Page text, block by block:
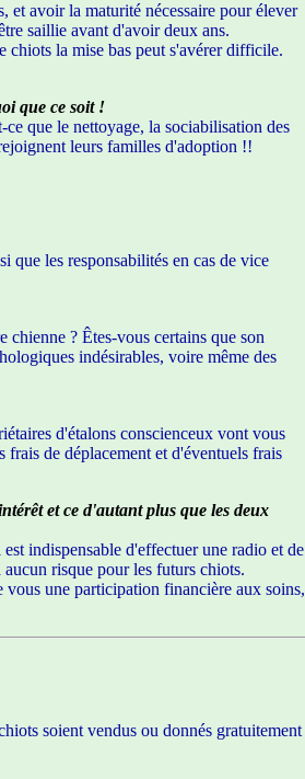
et avoir la maturité nécessaire pour élever
saillie avant d'avoir deux ans.
chiots la mise bas peut s'avérer difficile.
que ce soit !
ce que le nettoyage, la sociabilisation des
leurs familles d'adoption !!
que les responsabilités en cas de vice
? Êtes-vous certains que son
indésirables, voire même des
d'étalons conscienceux vont vous
de déplacement et d'éventuels frais
et ce d'autant plus que les deux
indispensable d'effectuer une radio et de
risque pour les futurs chiots.
une participation financière aux soins,
soient vendus ou donnés gratuitement